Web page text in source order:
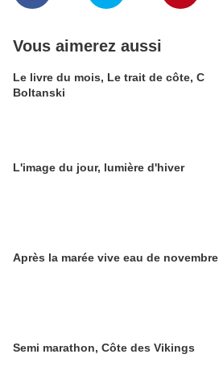
Vous aimerez aussi
Le livre du mois, Le trait de côte, C
Boltanski
L'image du jour, lumière d'hiver
Après la marée vive eau de novembre
Semi marathon, Côte des Vikings